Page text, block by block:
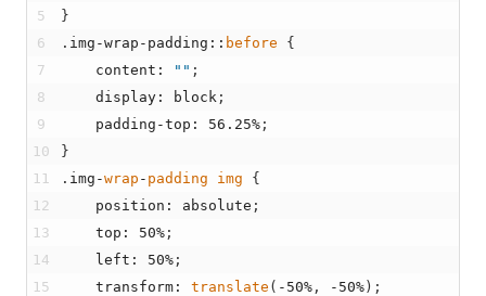
5
6
7
8
9
10
11
12
13
14
15
}
. img -wrap - padding :: before
{
content : "" ;
display : block ;
padding -top : 56.25% ;
}
. img -wrap - padding img
{
position : absolute ;
top : 50% ;
left : 50% ;
transform : translate ( - 50% , - 50%) ;